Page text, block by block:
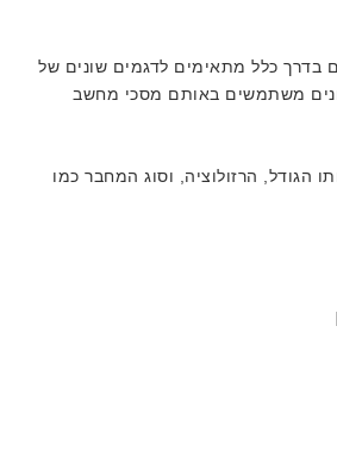
בדרך כלל מתאימים לדגמים שונים של
משתמשים באותם מסכי מחשב
הגודל, הרזולוציה, וסוג המחבר כמו